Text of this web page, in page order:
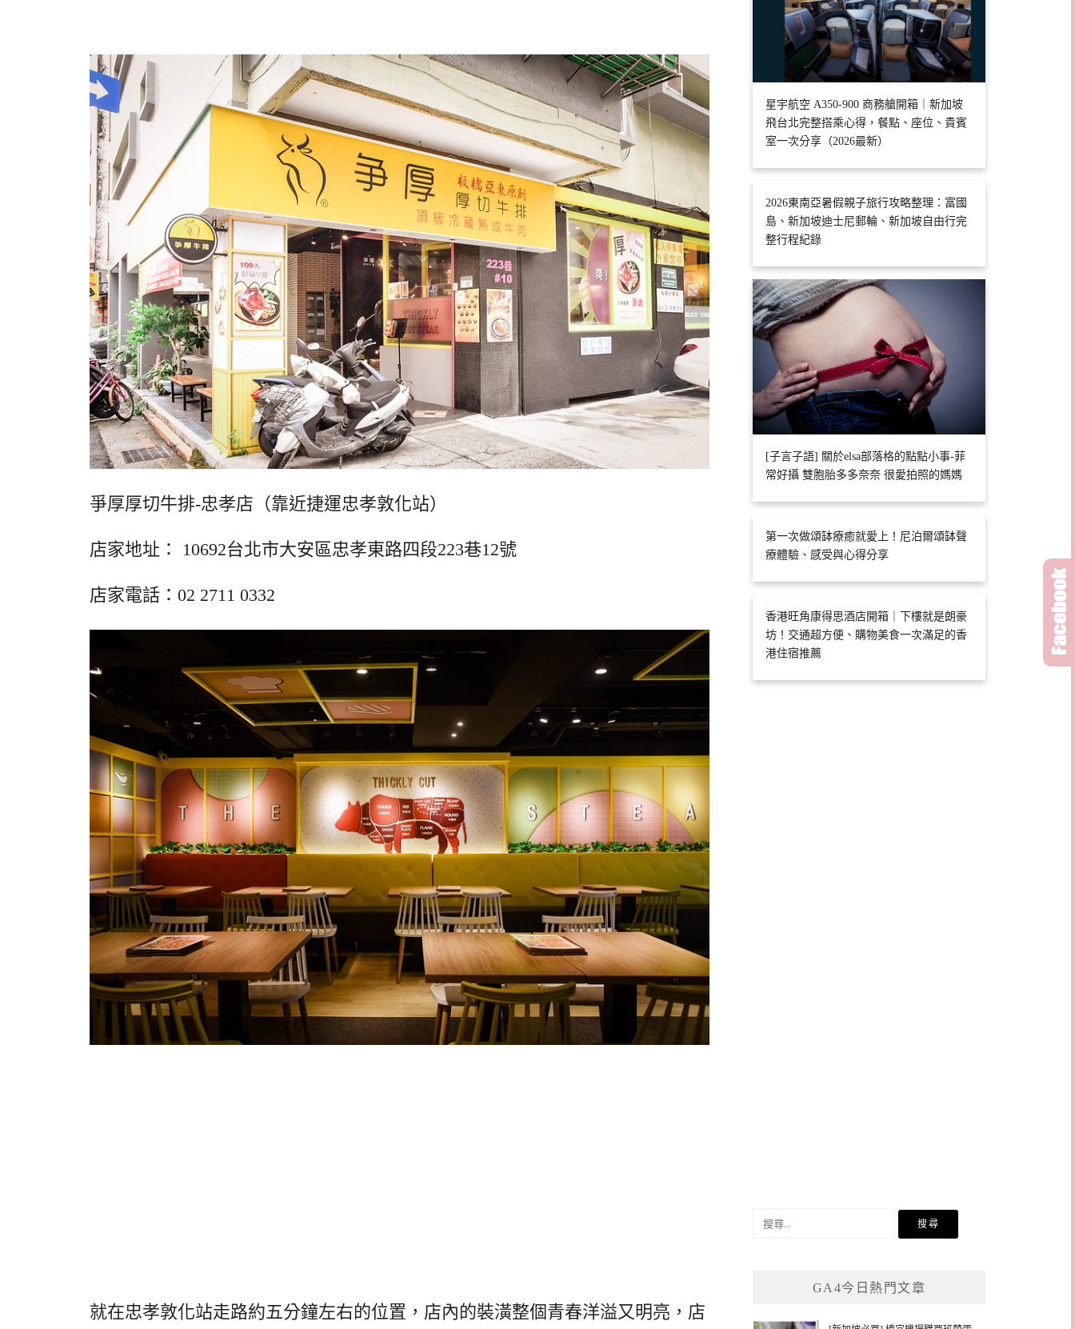
爭厚厚切牛排-忠孝店（靠近捷運忠孝敦化站）
店家地址： 10692台北市大安區忠孝東路四段223巷12號
店家電話：02 2711 0332
就在忠孝敦化站走路約五分鐘左右的位置，店內的裝潢整個青春洋溢又明亮，店
星宇航空 A350-900 商務艙開箱｜新加坡
飛台北完整搭乘心得，餐點、座位、貴賓
室一次分享（2026最新）
2026東南亞暑假親子旅行攻略整理：富國
島、新加坡迪士尼郵輪、新加坡自由行完
整行程紀錄
[子言子語] 關於elsa部落格的點點小事-菲
常好攝 雙胞胎多多奈奈 很愛拍照的媽媽
第一次做頌缽療癒就愛上！尼泊爾頌缽聲
療體驗、感受與心得分享
香港旺角康得思酒店開箱｜下樓就是朗豪
坊！交通超方便、購物美食一次滿足的香
港住宿推薦
GA4今日熱門文章